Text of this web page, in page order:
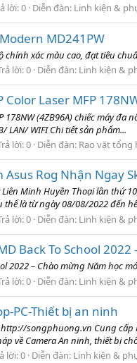
lời: 0 Diễn đàn: Linh kiện &
MD241PW
chính xác màu cao, đạt tiêu
lời: 0 Diễn đàn: Linh kiện &
Laser MFP
178NW (4ZB96A) chiếc máy
LAN/ WIFI Chi tiết sản phẩm...
lời: 0 Diễn đàn: Rao vặt tổng
Asus Rog Nhận Ngay
Minh Huyền Thoại lần thứ
là từ ngày 08/08/2022 đến
lời: 0 Diễn đàn: Linh kiện &
Back To School
2022 – Chào mừng Năm học
lời: 0 Diễn đàn: Linh kiện &
PC-Thiết bị an ninh
http://songphuong.vn Cung
về Camera An ninh, thiết bị
lời: 0 Diễn đàn: Linh kiện &